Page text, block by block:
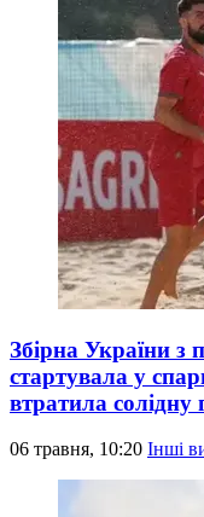
Збірна України з
стартувала у
втратила солідну
06 травня, 10:20 Інші